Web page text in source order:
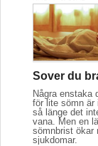
Sover du
Några enstaka
för lite sömn är
så länge det
vana. Men en
sömnbrist ökar
sjukdomar.